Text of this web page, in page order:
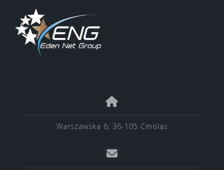
Warszawska 6; 36-105 Cmolas